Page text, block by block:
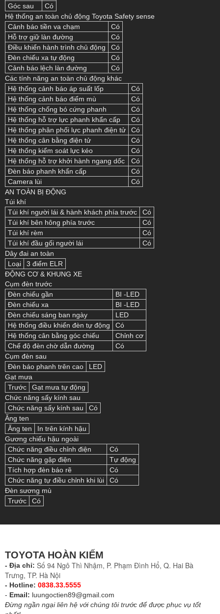
Góc sau
Có
Hệ thống an toàn chủ động Toyota Safety sense
Cảnh báo tiền va chạm
Có
Hỗ trợ giữ làn đường
Có
Điều khiển hành trình chủ động
Có
Đèn chiếu xa tự động
Có
Cảnh báo lệch làn đường
Có
Các tính năng an toàn chủ động khác
Hệ thống cảnh báo áp suất lốp
Có
Hệ thống cảnh báo điểm mù
Có
Hệ thống chống bó cứng phanh
Có
Hệ thống hỗ trợ lực phanh khẩn cấp
Có
Hệ thống phân phối lực phanh điện tử
Có
Hệ thống cân bằng điện tử
Có
Hệ thống kiểm soát lực kéo
Có
Hệ thống hỗ trợ khởi hành ngang dốc
Có
Đèn báo phanh khẩn cấp
Có
Camera lùi
Có
AN TOÀN BỊ ĐỘNG
Túi khí
Túi khí người lái & hành khách phía trước
Có
Túi khí bên hông phía trước
Có
Túi khí rèm
Có
Túi khí đầu gối người lái
Có
Dây đai an toàn
Loại
3 điểm ELR
ĐỘNG CƠ & KHUNG XE
Cụm đèn trước
Đèn chiếu gần
BI -LED
Đèn chiếu xa
BI -LED
Đèn chiếu sáng ban ngày
LED
Hệ thống điều khiển đèn tự động
Có
Hệ thống cân bằng góc chiếu
Chỉnh cơ
Chế độ đèn chờ dẫn đường
Có
Cụm đèn sau
Đèn báo phanh trên cao
LED
Gạt mưa
Trước
Gạt mưa tự động
Chức năng sấy kính sau
Chức năng sấy kính sau
Có
Ăng ten
Ăng ten
In trên kính hậu
Gương chiếu hậu ngoài
Chức năng điều chỉnh điện
Có
Chức năng gập điện
Tự động
Tích hợp đèn báo rẽ
Có
Chức năng tự điều chỉnh khi lùi
Có
Đèn sương mù
Trước
Có
TOYOTA HOÀN KIẾM
- Địa chỉ: Số 94 Ngô Thì Nhậm, P. Phạm Đình Hổ, Q. Hai Bà
Trưng, TP. Hà Nội
- Hotline: 0838.33.5555
- Email: luungoctien89@gmail.com
Đừng ngần ngại liên hệ với chúng tôi trước để được phục vụ tốt